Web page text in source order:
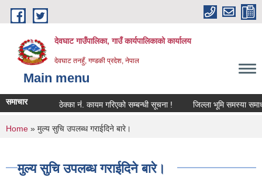
Skip to main content
देवघाट गाउँपालिका, गाउँ कार्यपालिकाको कार्यालय
देवघाट तनहुँ, गण्डकी प्रदेश, नेपाल
Main menu
समाचार ठेक्का नंं. कायम गरिएको सम्बन्धी सूचना ! जिल्ला भूमि समस्या
You are here
Home » मुल्य सुचि उपलब्ध गराईदिने बारे।
मुल्य सुचि उपलब्ध गराईदिने बारे।